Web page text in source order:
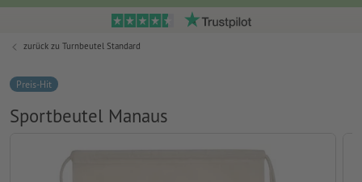
zurück zu Turnbeutel Standard
Preis-Hit
Sportbeutel Manaus